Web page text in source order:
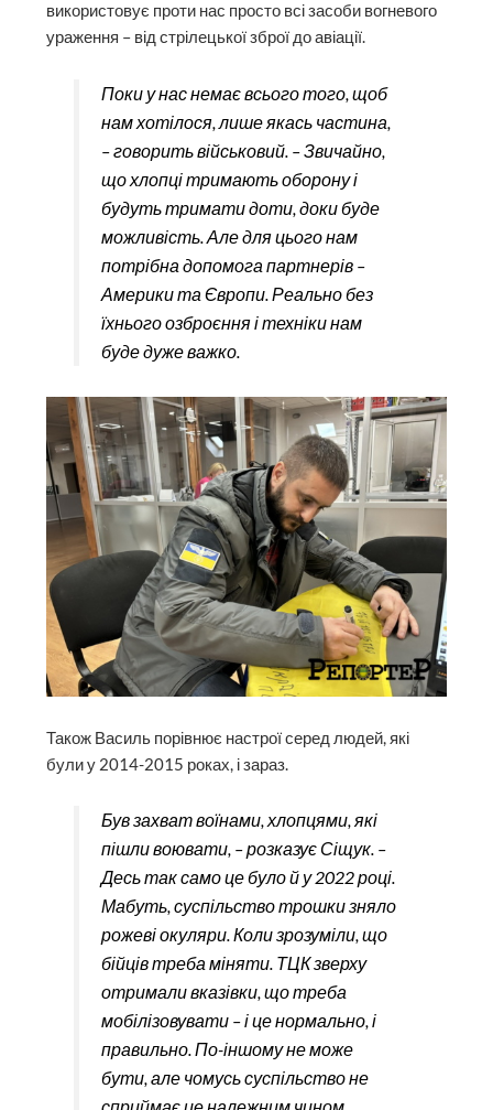
використовує проти нас просто всі засоби вогневого
ураження – від стрілецької зброї до авіації.
Поки у нас немає всього того, щоб
нам хотілося, лише якась частина,
– говорить військовий. – Звичайно,
що хлопці тримають оборону і
будуть тримати доти, доки буде
можливість. Але для цього нам
потрібна допомога партнерів –
Америки та Європи. Реально без
їхнього озброєння і техніки нам
буде дуже важко.
Також Василь порівнює настрої серед людей, які
були у 2014-2015 роках, і зараз.
Був захват воїнами, хлопцями, які
пішли воювати, – розказує Сіщук. –
Десь так само це було й у 2022 році.
Мабуть, суспільство трошки зняло
рожеві окуляри. Коли зрозуміли, що
бійців треба міняти. ТЦК зверху
отримали вказівки, що треба
мобілізовувати – і це нормально, і
правильно. По-іншому не може
бути, але чомусь суспільство не